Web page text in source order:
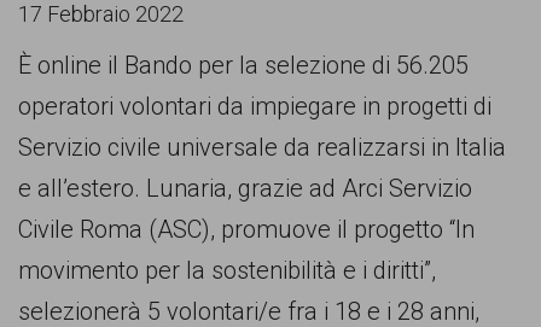
17 Febbraio 2022
È online il Bando per la selezione di 56.205
operatori volontari da impiegare in progetti di
Servizio civile universale da realizzarsi in Italia
e all’estero. Lunaria, grazie ad Arci Servizio
Civile Roma (ASC), promuove il progetto “In
movimento per la sostenibilità e i diritti”,
selezionerà 5 volontari/e fra i 18 e i 28 anni,